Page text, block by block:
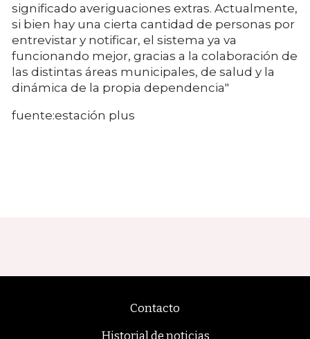
significado averiguaciones extras. Actualmente,
si bien hay una cierta cantidad de personas por
entrevistar y notificar, el sistema ya va
funcionando mejor, gracias a la colaboración de
las distintas áreas municipales, de salud y la
dinámica de la propia dependencia"
fuente:estación plus
Contacto